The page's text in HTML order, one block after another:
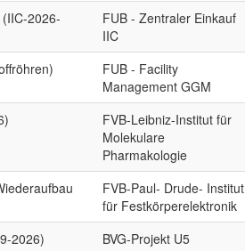
2026-
FUB - Zentraler Einkauf
IIC
FUB - Facility
Management GGM
FVB-Leibniz-Institut für
Molekulare
Pharmakologie
FVB-Paul- Drude- Institut
für Festkörperelektronik
2026) BVG-Projekt U5